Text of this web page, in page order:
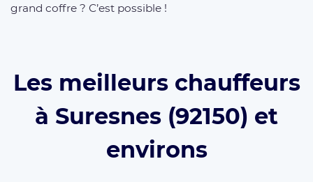
grand coffre ? C’est possible !
Les meilleurs chauffeurs
à Suresnes (92150) et
environs